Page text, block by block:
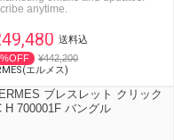
送料込
¥442,200
エルメス)